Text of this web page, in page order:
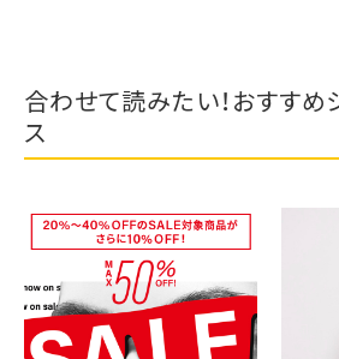
合わせて読みたい！おすすめ
ス